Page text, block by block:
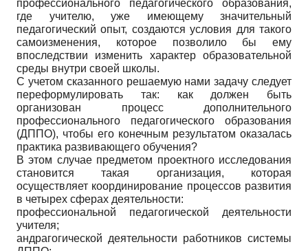
профессионального педагогического образования,
где учителю, уже имеющему значительный
педагогический опыт, создаются условия для такого
самоизменения, которое позволило бы ему
впоследствии изменить характер образовательной
среды внутри своей школы.
С учетом сказанного решаемую нами задачу следует
переформулировать так: как должен быть
организован процесс дополнительного
профессионального педагогического образования
(ДППО), чтобы его конечным результатом оказалась
практика развивающего обучения?
В этом случае предметом проектного исследования
становится такая организация, которая
осуществляет координирование процессов развития
в четырех сферах деятельности:
профессиональной педагогической деятельности
учителя;
андрагогической деятельности работников системы